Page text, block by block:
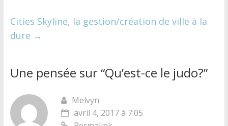
Cities Skyline, la gestion/création de ville à la
dure →
Une pensée sur “Qu’est-ce le judo?”
Melvyn
avril 4, 2017 à 7:05